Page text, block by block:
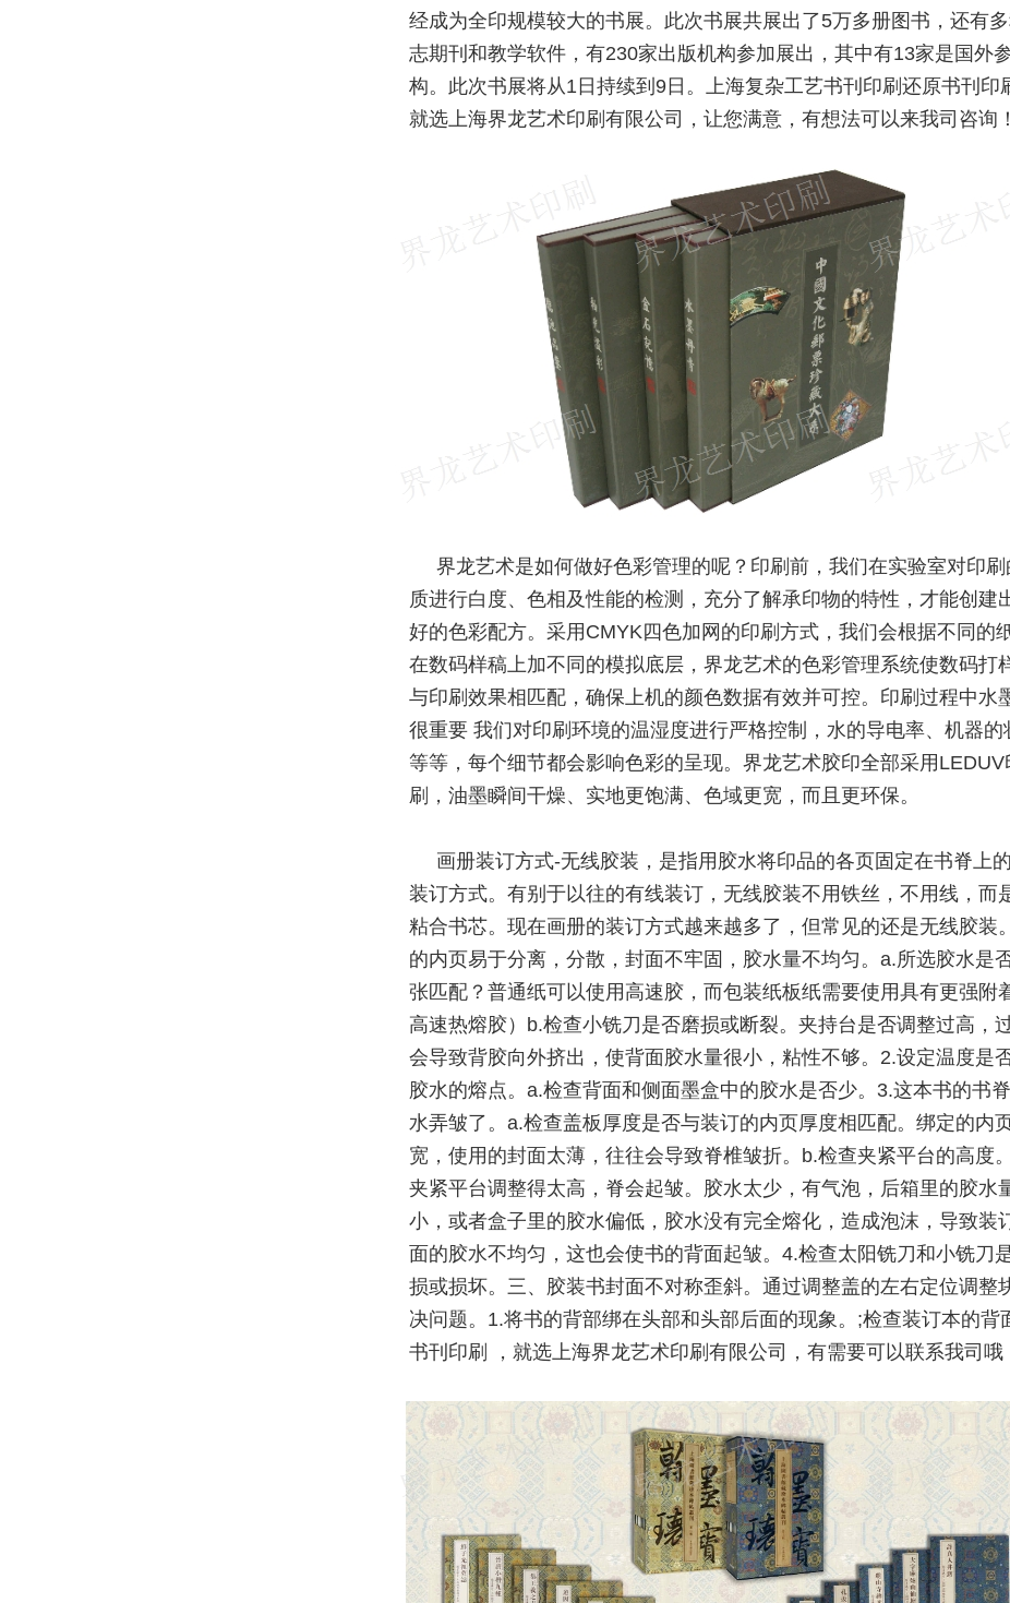
经成为全印规模较大的书展。此次书展共展出了5万多册图书，还有
志期刊和教学软件，有230家出版机构参加展出，其中有13家是国外
构。此次书展将从1日持续到9日。上海复杂工艺书刊印刷还原书刊印
就选上海界龙艺术印刷有限公司，让您满意，有想法可以来我司咨询！
界龙艺术是如何做好色彩管理的呢？印刷前，我们在实验室对印刷
质进行白度、色相及性能的检测，充分了解承印物的特性，才能创建
好的色彩配方。采用CMYK四色加网的印刷方式，我们会根据不同的
在数码样稿上加不同的模拟底层，界龙艺术的色彩管理系统使数码打
与印刷效果相匹配，确保上机的颜色数据有效并可控。印刷过程中水
很重要 我们对印刷环境的温湿度进行严格控制，水的导电率、机器的
等等，每个细节都会影响色彩的呈现。界龙艺术胶印全部采用LEDUV
刷，油墨瞬间干燥、实地更饱满、色域更宽，而且更环保。
画册装订方式-无线胶装，是指用胶水将印品的各页固定在书脊上
装订方式。有别于以往的有线装订，无线胶装不用铁丝，不用线，而
粘合书芯。现在画册的装订方式越来越多了，但常见的还是无线胶装
的内页易于分离，分散，封面不牢固，胶水量不均匀。a.所选胶水是
张匹配？普通纸可以使用高速胶，而包装纸板纸需要使用具有更强附
高速热熔胶）b.检查小铣刀是否磨损或断裂。夹持台是否调整过高，
会导致背胶向外挤出，使背面胶水量很小，粘性不够。2.设定温度是
胶水的熔点。a.检查背面和侧面墨盒中的胶水是否少。3.这本书的书
水弄皱了。a.检查盖板厚度是否与装订的内页厚度相匹配。绑定的内
宽，使用的封面太薄，往往会导致脊椎皱折。b.检查夹紧平台的高度
夹紧平台调整得太高，脊会起皱。胶水太少，有气泡，后箱里的胶水
小，或者盒子里的胶水偏低，胶水没有完全熔化，造成泡沫，导致装
面的胶水不均匀，这也会使书的背面起皱。4.检查太阳铣刀和小铣刀
损或损坏。三、胶装书封面不对称歪斜。通过调整盖的左右定位调整
决问题。1.将书的背部绑在头部和头部后面的现象。;检查装订本的背
书刊印刷 ，就选上海界龙艺术印刷有限公司，有需要可以联系我司哦